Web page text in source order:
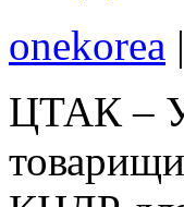
onekorea |
ЦТАК –